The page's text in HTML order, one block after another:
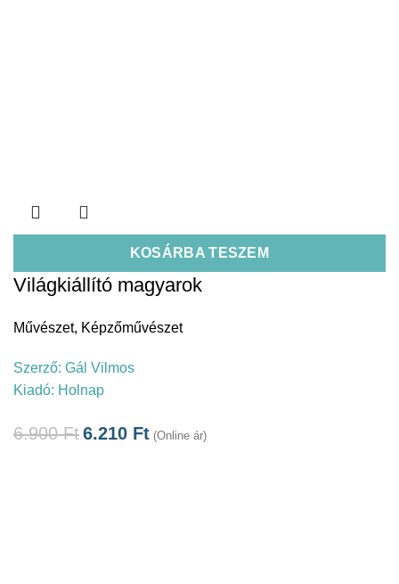
KOSÁRBA TESZEM
Világkiállító magyarok
Művészet, Képzőművészet
Szerző: Gál Vilmos
Kiadó: Holnap
6.900Ft6.210 Ft (Online ár)